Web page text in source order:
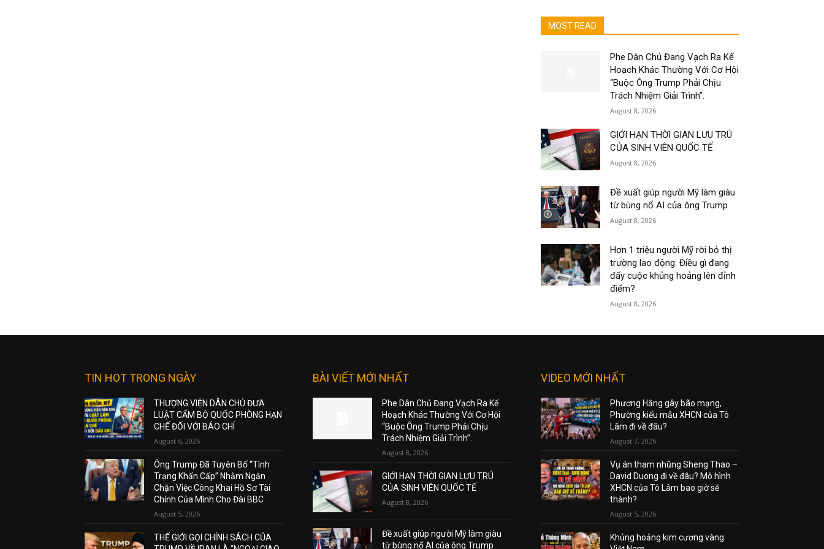
MOST READ
Phe Dân Chủ Đang Vạch Ra Kế
Hoạch Khác Thường Với Cơ Hội
“Buộc Ông Trump Phải Chịu
Trách Nhiệm Giải Trình”.
August 8, 2026
GIỚI HẠN THỜI GIAN LƯU TRÚ
CỦA SINH VIÊN QUỐC TẾ
August 8, 2026
Đề xuất giúp người Mỹ làm giàu
từ bùng nổ AI của ông Trump
August 8, 2026
Hơn 1 triệu người Mỹ rời bỏ thị
trường lao động: Điều gì đang
đẩy cuộc khủng hoảng lên đỉnh
điểm?
August 8, 2026
TIN HOT TRONG NGÀY
THƯỢNG VIỆN DÂN CHỦ ĐƯA
LUẬT CẤM BỘ QUỐC PHÒNG HẠN
CHẾ ĐỐI VỚI BÁO CHÍ
August 6, 2026
Ông Trump Đã Tuyên Bố “Tình
Trạng Khẩn Cấp” Nhằm Ngăn
Chặn Việc Công Khai Hồ Sơ Tài
Chính Của Mình Cho Đài BBC
August 5, 2026
THẾ GIỚI GỌI CHÍNH SÁCH CỦA
BÀI VIẾT MỚI NHẤT
Phe Dân Chủ Đang Vạch Ra Kế
Hoạch Khác Thường Với Cơ Hội
“Buộc Ông Trump Phải Chịu
Trách Nhiệm Giải Trình”.
August 8, 2026
GIỚI HẠN THỜI GIAN LƯU TRÚ
CỦA SINH VIÊN QUỐC TẾ
August 8, 2026
Đề xuất giúp người Mỹ làm giàu
từ bùng nổ AI của ông Trump
VIDEO MỚI NHẤT
Phương Hằng gây bão mạng,
Phường kiểu mẫu XHCN của Tô
Lâm đi về đâu?
August 7, 2026
Vụ án tham nhũng Sheng Thao –
David Duong đi về đâu? Mô hình
XHCN của Tô Lâm bao giờ sẽ
thành?
August 5, 2026
Khủng hoảng kim cương vàng